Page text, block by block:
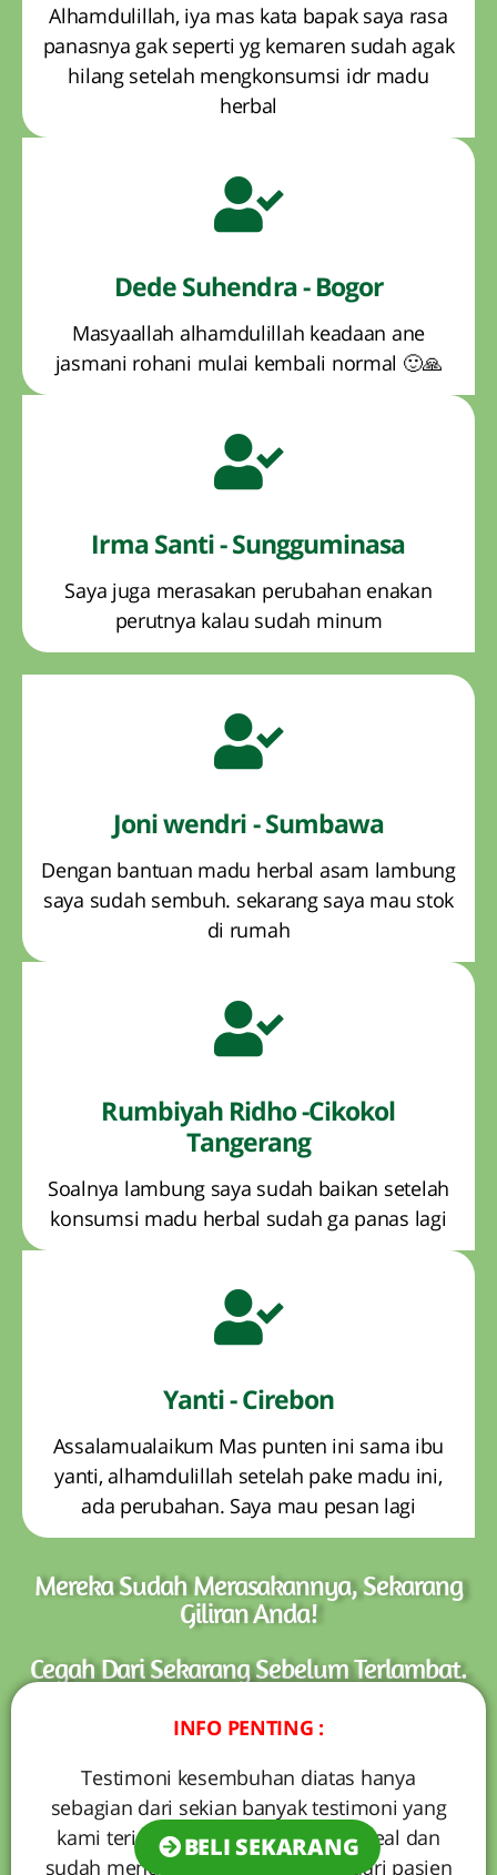
Alhamdulillah, iya mas kata bapak saya rasa
panasnya gak seperti yg kemaren sudah agak
hilang setelah mengkonsumsi idr madu
herbal
Dede Suhendra - Bogor
Masyaallah alhamdulillah keadaan ane
jasmani rohani mulai kembali normal 🙂🙏
Irma Santi - Sungguminasa
Saya juga merasakan perubahan enakan
perutnya kalau sudah minum
Joni wendri - Sumbawa
Dengan bantuan madu herbal asam lambung
saya sudah sembuh. sekarang saya mau stok
di rumah
Rumbiyah Ridho -Cikokol
Tangerang
Soalnya lambung saya sudah baikan setelah
konsumsi madu herbal sudah ga panas lagi
Yanti - Cirebon
Assalamualaikum Mas punten ini sama ibu
yanti, alhamdulillah setelah pake madu ini,
ada perubahan. Saya mau pesan lagi
Mereka Sudah Merasakannya, Sekarang
Giliran Anda!
Cegah Dari Sekarang Sebelum Terlambat.
INFO PENTING :
Testimoni kesembuhan diatas hanya
sebagian dari sekian banyak testimoni yang
kami terima. Testimoni ini adalah real dan
sudah mendapatkan persetujuan dari pasien
BELI SEKARANG